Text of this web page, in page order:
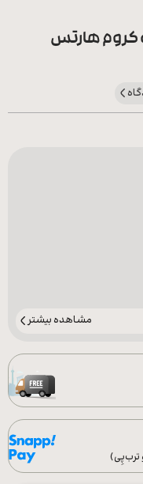
کروم هارتس
مشاهده بیشتر